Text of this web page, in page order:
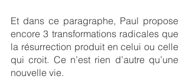
Et dans ce paragraphe, Paul propose
encore 3 transformations radicales que
la résurrection produit en celui ou celle
qui croit. Ce n’est rien d’autre qu’une
nouvelle vie.